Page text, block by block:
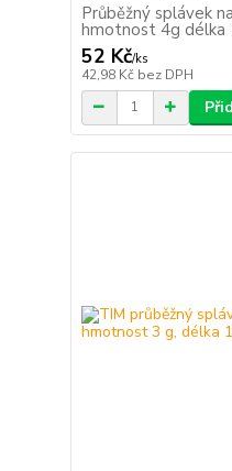
Průběžný splávek
hmotnost 4g délka
52 Kč/ks
42,98 Kč bez DPH